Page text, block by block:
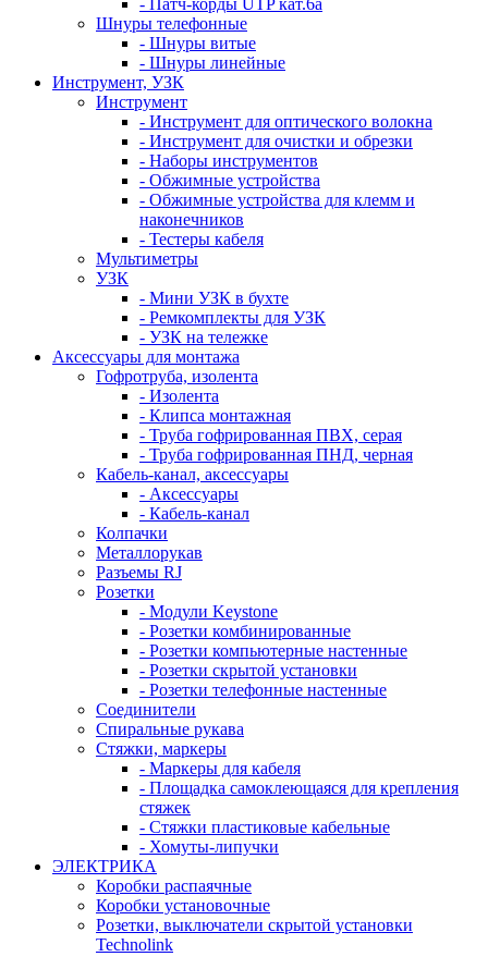
- Патч-корды UTP кат.6а
Шнуры телефонные
- Шнуры витые
- Шнуры линейные
Инструмент, УЗК
Инструмент
- Инструмент для оптического волокна
- Инструмент для очистки и обрезки
- Наборы инструментов
- Обжимные устройства
- Обжимные устройства для клемм и
наконечников
- Тестеры кабеля
Мультиметры
УЗК
- Мини УЗК в бухте
- Ремкомплекты для УЗК
- УЗК на тележке
Аксессуары для монтажа
Гофротруба, изолента
- Изолента
- Клипса монтажная
- Труба гофрированная ПВХ, серая
- Труба гофрированная ПНД, черная
Кабель-канал, аксессуары
- Аксессуары
- Кабель-канал
Колпачки
Металлорукав
Разъемы RJ
Розетки
- Модули Keystone
- Розетки комбинированные
- Розетки компьютерные настенные
- Розетки скрытой установки
- Розетки телефонные настенные
Соединители
Спиральные рукава
Стяжки, маркеры
- Маркеры для кабеля
- Площадка самоклеющаяся для крепления
стяжек
- Стяжки пластиковые кабельные
- Хомуты-липучки
ЭЛЕКТРИКА
Коробки распаячные
Коробки установочные
Розетки, выключатели скрытой установки
Technolink